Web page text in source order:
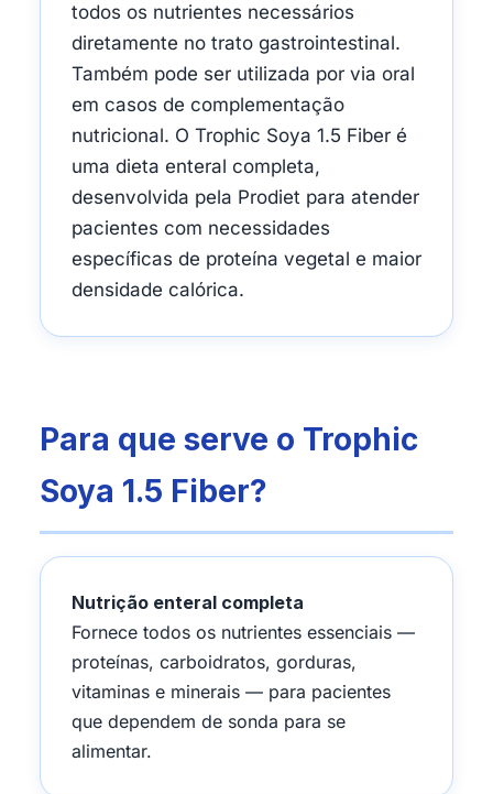
todos os nutrientes necessários
diretamente no trato gastrointestinal.
Também pode ser utilizada por via oral
em casos de complementação
nutricional. O Trophic Soya 1.5 Fiber é
uma dieta enteral completa,
desenvolvida pela Prodiet para atender
pacientes com necessidades
específicas de proteína vegetal e maior
densidade calórica.
Para que serve o Trophic
Soya 1.5 Fiber?
Nutrição enteral completa
Fornece todos os nutrientes essenciais —
proteínas, carboidratos, gorduras,
vitaminas e minerais — para pacientes
que dependem de sonda para se
alimentar.